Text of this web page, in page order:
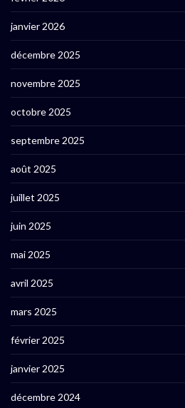
janvier 2026
décembre 2025
novembre 2025
octobre 2025
septembre 2025
août 2025
juillet 2025
juin 2025
mai 2025
avril 2025
mars 2025
février 2025
janvier 2025
décembre 2024